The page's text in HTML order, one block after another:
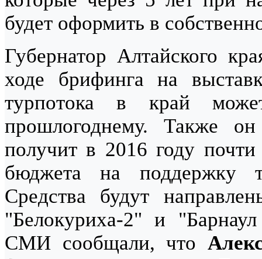
будет оформить в
Губернатор Алтайского
ходе брифинга на
турпотока в край
прошлогоднему. Также
получит в 2016 году
бюджета на поддержку
Средства будут
"Белокуриха-2" и
СМИ сообщали, что